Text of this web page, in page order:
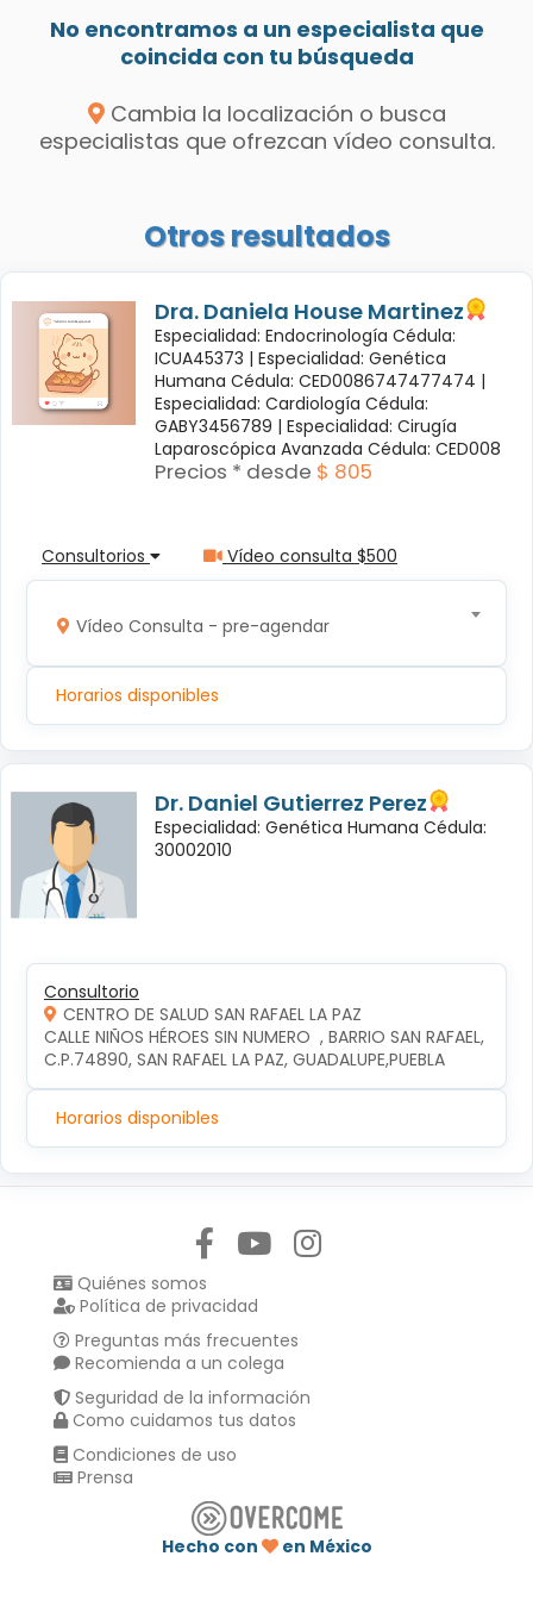
No encontramos a un especialista que
coincida con tu búsqueda
Cambia la localización o busca
especialistas que ofrezcan vídeo consulta.
Otros resultados
Dra. Daniela House Martinez
Especialidad: Endocrinología Cédula:
ICUA45373 | Especialidad: Genética
Humana Cédula: CED0086747477474 |
Especialidad: Cardiología Cédula:
GABY3456789 | Especialidad: Cirugía
Laparoscópica Avanzada Cédula: CED008
Precios * desde $ 805
Consultorios Vídeo consulta $500
Vídeo Consulta - pre-agendar
Horarios disponibles
Dr. Daniel Gutierrez Perez
Especialidad: Genética Humana Cédula:
30002010
Consultorio
CENTRO DE SALUD SAN RAFAEL LA PAZ
CALLE NIÑOS HÉROES SIN NUMERO  , BARRIO SAN RAFAEL,
C.P.74890, SAN RAFAEL LA PAZ, GUADALUPE,PUEBLA
Horarios disponibles
Quiénes somos
Política de privacidad
Preguntas más frecuentes
Recomienda a un colega
Seguridad de la información
Como cuidamos tus datos
Condiciones de uso
Prensa
Hecho con
en México